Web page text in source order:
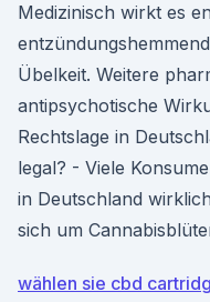
Medizinisch wirkt es
Übelkeit. Weitere
antipsychotische
Rechtslage in
legal? - Viele
in Deutschland
sich um
wählen sie cbd